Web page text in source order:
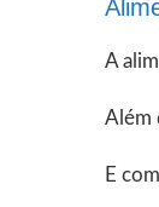
A
Além
E